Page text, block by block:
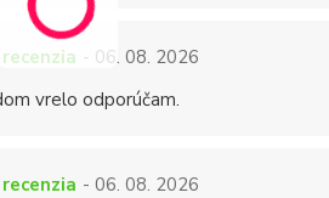
- 06. 08. 2026
vrelo odporúčam.
- 06. 08. 2026